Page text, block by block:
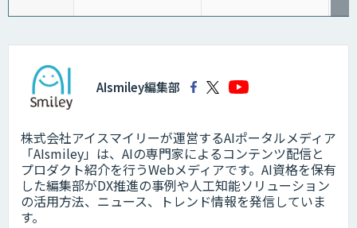
AIsmiley編集部
株式会社アイスマイリーが運営するAIポータルメディア
「AIsmiley」は、AIの専門家によるコンテンツ配信と
プロダクト紹介を行うWebメディアです。AI資格を保有
した編集部がDX推進の事例や人工知能ソリューション
の活用方法、ニュース、トレンド情報を発信していま
す。